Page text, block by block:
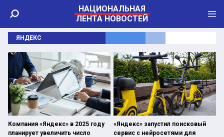
НАЦИОНАЛЬНАЯ
ЛЕНТА НОВОСТЕЙ
ЯНДЕКС
Компания «Яндекс» в 2025 году
планирует увеличить число
«Яндекс» запустил поисковый
сервис с нейросетями для